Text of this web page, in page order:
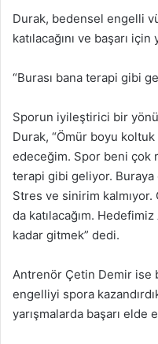
Durak, bedensel engelli
katılacağını ve başarı
“Burası bana terapi gibi
Sporun iyileştirici bir
Durak, “Ömür boyu
edeceğim. Spor beni çok
terapi gibi geliyor. Buraya
Stres ve sinirim kalmıyor.
da katılacağım.
kadar gitmek” dedi.
Antrenör Çetin Demir ise
engelliyi spora
yarışmalarda başarı elde